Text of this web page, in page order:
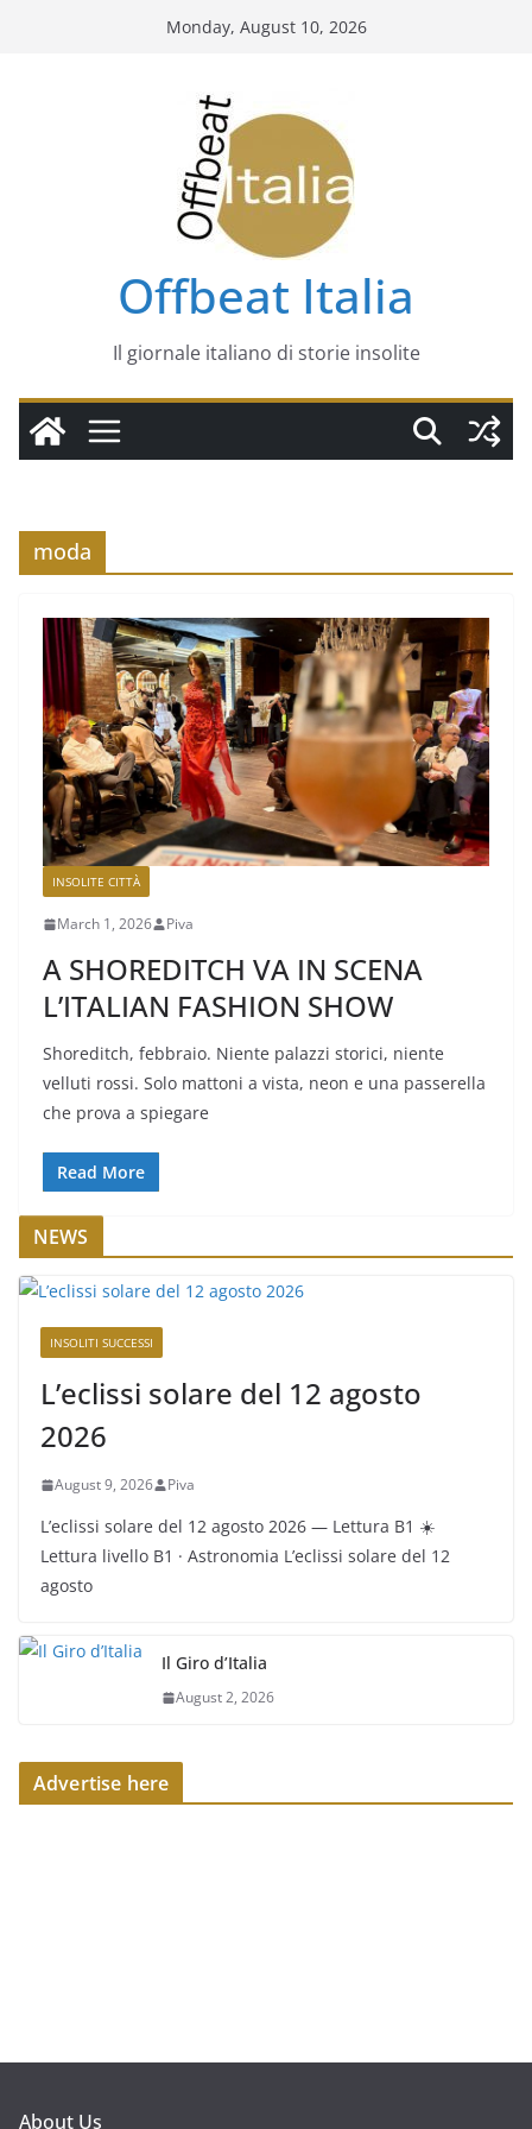
Monday, August 10, 2026
Offbeat Italia
Il giornale italiano di storie insolite
moda
INSOLITE CITTÀ
March 1, 2026 Piva
A SHOREDITCH VA IN SCENA
L’ITALIAN FASHION SHOW
Shoreditch, febbraio. Niente palazzi storici, niente
velluti rossi. Solo mattoni a vista, neon e una passerella
che prova a spiegare
Read More
NEWS
INSOLITI SUCCESSI
L’eclissi solare del 12 agosto
2026
August 9, 2026 Piva
L’eclissi solare del 12 agosto 2026 — Lettura B1 ☀️
Lettura livello B1 · Astronomia L’eclissi solare del 12
agosto
Il Giro d’Italia
August 2, 2026
Advertise here
About Us